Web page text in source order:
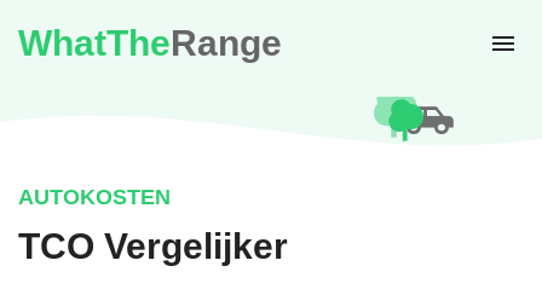
WhatTheRange
AUTOKOSTEN
TCO Vergelijker